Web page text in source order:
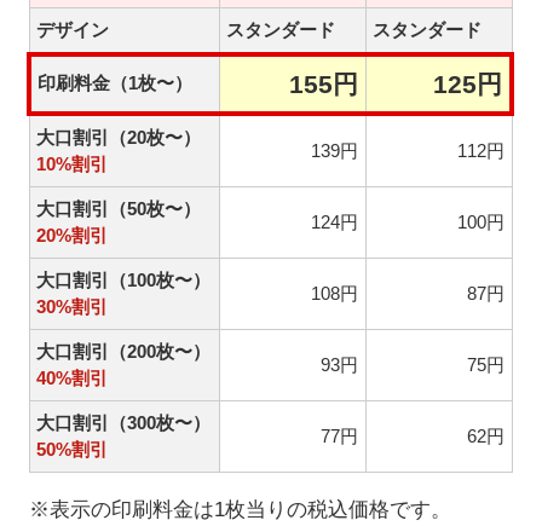
デザイン
スタンダード スタンダード
印刷料金（1枚〜） 155円 125円
大口割引（20枚〜）
10%割引
139円 112円
大口割引（50枚〜）
20%割引
124円 100円
大口割引（100枚〜）
30%割引
108円 87円
大口割引（200枚〜）
40%割引
93円 75円
大口割引（300枚〜）
50%割引
77円 62円
※表示の印刷料金は1枚当りの税込価格です。